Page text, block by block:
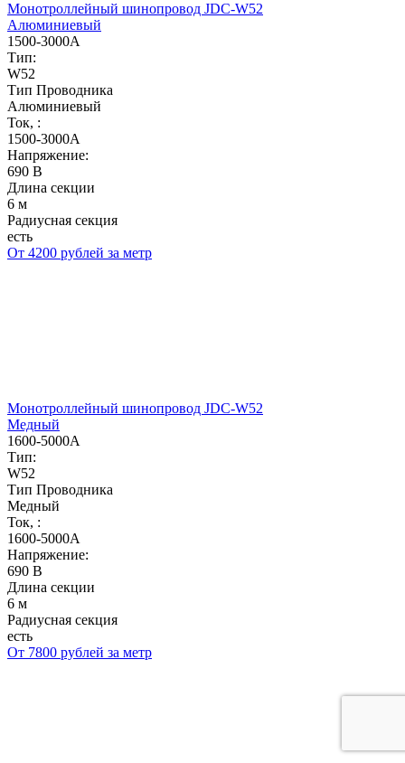
Монотроллейный шинопровод JDC-W52
Алюминиевый
1500-3000А
Тип:
W52
Тип Проводника
Алюминиевый
Ток, :
1500-3000А
Напряжение:
690 В
Длина секции
6 м
Радиусная секция
есть
От 4200 рублей за метр
Монотроллейный шинопровод JDC-W52
Медный
1600-5000А
Тип:
W52
Тип Проводника
Медный
Ток, :
1600-5000А
Напряжение:
690 В
Длина секции
6 м
Радиусная секция
есть
От 7800 рублей за метр